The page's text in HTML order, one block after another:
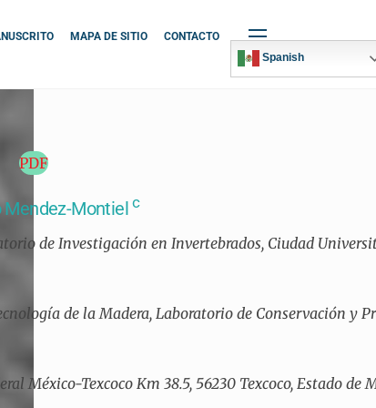
MAPA DE SITIO
CONTACTO
Spanish
Widgets
PDF
Mendez-Montielc
de Investigación en Invertebrados, Ciudad
de la Madera, Laboratorio de Conservación y
México-Texcoco Km 38.5, 56230 Texcoco, Estado de